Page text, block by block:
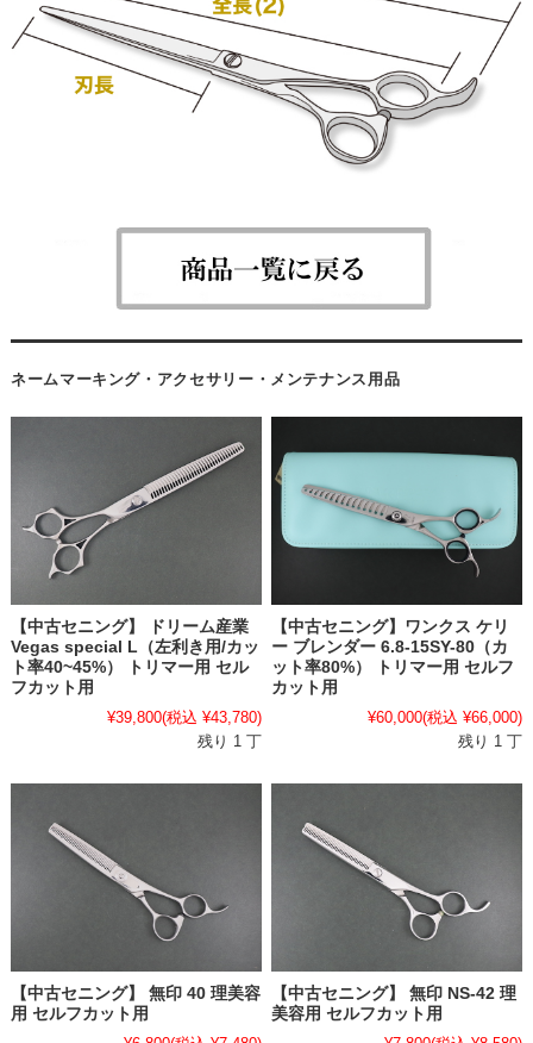
ネームマーキング・アクセサリー・メンテナンス用品
【中古セニング】 ドリーム産業
Vegas special L（左利き用/カッ
ト率40~45%） トリマー用 セル
フカット用
¥39,800(税込 ¥43,780)
残り 1 丁
【中古セニング】ワンクス ケリ
ー ブレンダー 6.8-15SY-80（カ
ット率80%） トリマー用 セルフ
カット用
¥60,000(税込 ¥66,000)
残り 1 丁
【中古セニング】 無印 40 理美容
用 セルフカット用
【中古セニング】 無印 NS-42 理
美容用 セルフカット用